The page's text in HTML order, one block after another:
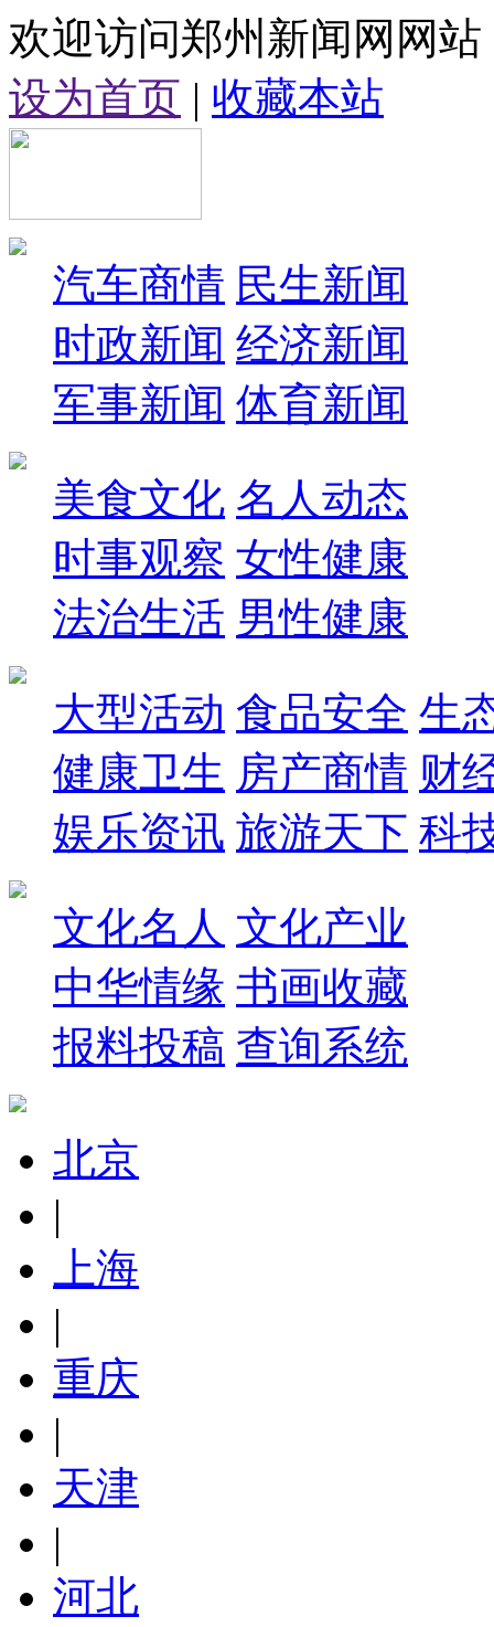
欢迎访问郑州新闻网网站
设为首页 | 收藏本站
汽车商情 民生新闻
时政新闻 经济新闻
军事新闻 体育新闻
美食文化 名人动态
时事观察 女性健康
法治生活 男性健康
大型活动 食品安全 生
健康卫生 房产商情 财
娱乐资讯 旅游天下 科
文化名人 文化产业
中华情缘 书画收藏
报料投稿 查询系统
北京
|
上海
|
重庆
|
天津
|
河北